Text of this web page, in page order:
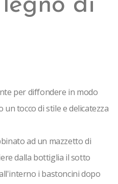
di
tocco di stile e delicatezza
dalla bottiglia il sotto
i bastoncini dopo